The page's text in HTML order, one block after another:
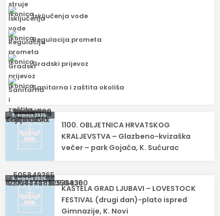
Isključenja vode
Regulacija prometa
Gradski prijevoz
Sanitarna i zaštita okoliša
Navigacija
objava
9. srpnja 2025.
1100. OBLJETNICA HRVATSKOG
KRALJEVSTVA – Glazbeno-kvizaška
večer – park Gojača, K. Sućurac
9. srpnja 2025.
KAŠTELA GRAD LJUBAVI – LOVESTOCK
FESTIVAL (drugi dan)-plato ispred
Gimnazije, K. Novi